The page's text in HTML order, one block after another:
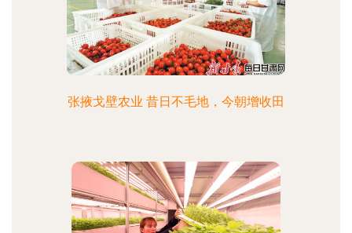
张掖戈壁农业 昔日不毛地，今朝增收田